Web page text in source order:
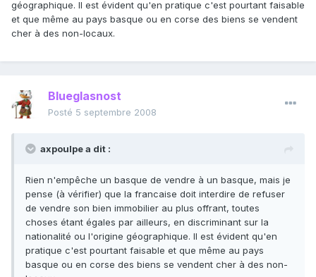
géographique. Il est évident qu'en pratique c'est pourtant faisable
et que même au pays basque ou en corse des biens se vendent
cher à des non-locaux.
Blueglasnost
Posté 5 septembre 2008
axpoulpe a dit :
Rien n'empêche un basque de vendre à un basque, mais je
pense (à vérifier) que la francaise doit interdire de refuser
de vendre son bien immobilier au plus offrant, toutes
choses étant égales par ailleurs, en discriminant sur la
nationalité ou l'origine géographique. Il est évident qu'en
pratique c'est pourtant faisable et que même au pays
basque ou en corse des biens se vendent cher à des non-